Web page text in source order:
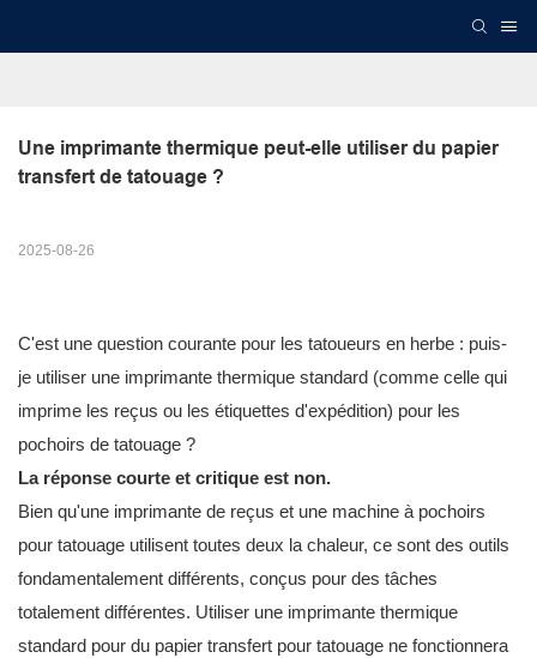
Une imprimante thermique peut-elle utiliser du papier
transfert de tatouage ?
2025-08-26
C'est une question courante pour les tatoueurs en herbe : puis-
je utiliser une imprimante thermique standard (comme celle qui
imprime les reçus ou les étiquettes d'expédition) pour les
pochoirs de tatouage ?
La réponse courte et critique est non.
Bien qu'une imprimante de reçus et une machine à pochoirs
pour tatouage utilisent toutes deux la chaleur, ce sont des outils
fondamentalement différents, conçus pour des tâches
totalement différentes. Utiliser une imprimante thermique
standard pour du papier transfert pour tatouage ne fonctionnera